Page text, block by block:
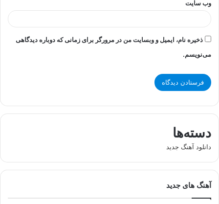
وب‌ سایت
ذخیره نام، ایمیل و وبسایت من در مرورگر برای زمانی که دوباره دیدگاهی
می‌نویسم.
دسته‌ها
دانلود آهنگ جدید
آهنگ های جدید